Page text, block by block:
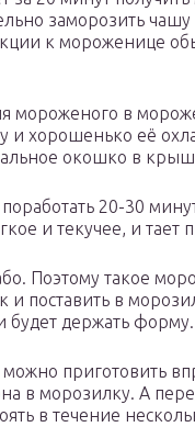
заморозить
к мороженице
мороженого в
и хорошенько её
окошко в
20-30
и текучее, и тает
Поэтому такое
и поставить в
будет держать форму.
приготовить
в морозилку. А
в течение